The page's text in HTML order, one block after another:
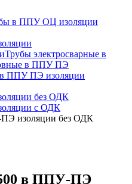
в ППУ ОЦ изоляции
Трубы электросварные в
в ППУ ПЭ
ППУ ПЭ изоляции
без ОДК
с ОДК
изоляции без ОДК
в ППУ-ПЭ